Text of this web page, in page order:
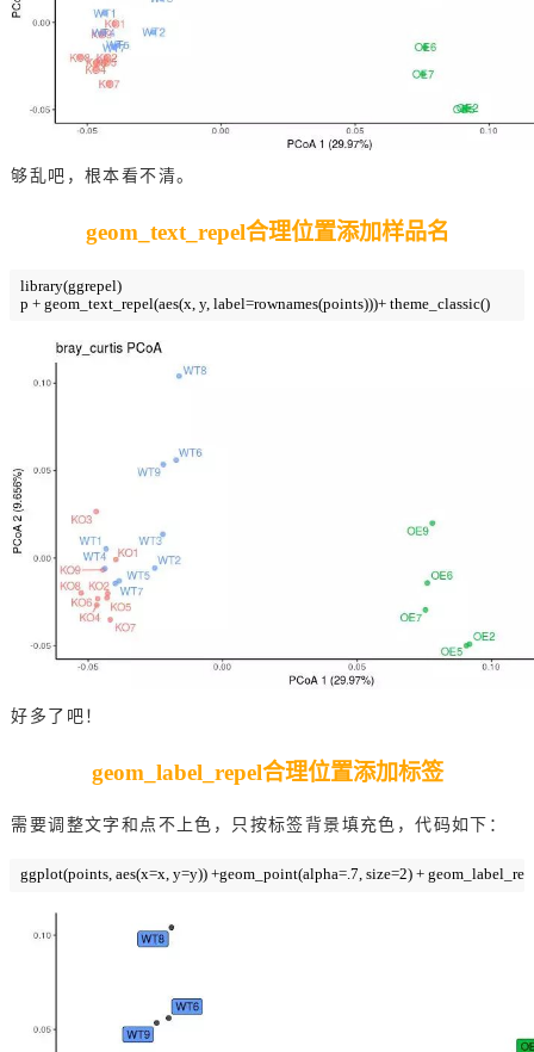
够乱吧，根本看不清。
geom_text_repel合理位置添加样品名
library(ggrepel)
p + geom_text_repel(aes(x, y, label=rownames(points)))+ theme_classic()
好多了吧！
geom_label_repel合理位置添加标签
需要调整文字和点不上色，只按标签背景填充色，代码如下：
ggplot(points, aes(x=x, y=y)) +geom_point(alpha=.7, size=2) +